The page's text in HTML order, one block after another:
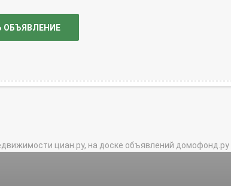
ОБЪЯВЛЕНИЕ
циан.ру, на доске объявлений домофонд.ру